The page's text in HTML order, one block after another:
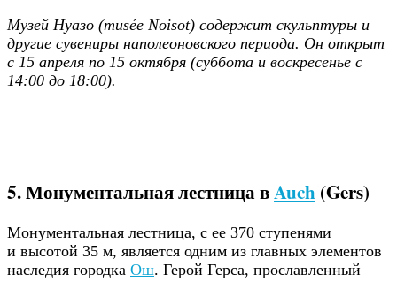
Музей Нуазо (musée Noisot) содержит скульптуры и
другие сувениры наполеоновского периода. Он открыт
с 15 апреля по 15 октября (суббота и воскресенье с
14:00 до 18:00).
5. Монументальная лестница вAuch(Gers)
Монументальная лестница, с ее 370 ступенями
и высотой 35 м, является одним из главных элементов
наследия городка Ош. Герой Герса, прославленный